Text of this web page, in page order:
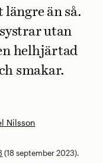
Nilsson
längre än så.
utan
helhjärtad
smakar.
(18 september 2023).